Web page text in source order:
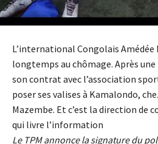
L’international Congolais Amédée
longtemps au chômage. Après
son contrat avec l’association
poser ses valises à Kamalondo,
Mazembe. Et c’est la direction de
qui livre l’information
Le TPM annonce la signature du